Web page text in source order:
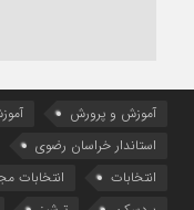
آموزش و پرورش
استاندار خراسان رضوی
انتخابات
انتخابات